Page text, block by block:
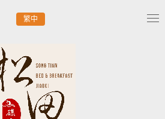
繁中